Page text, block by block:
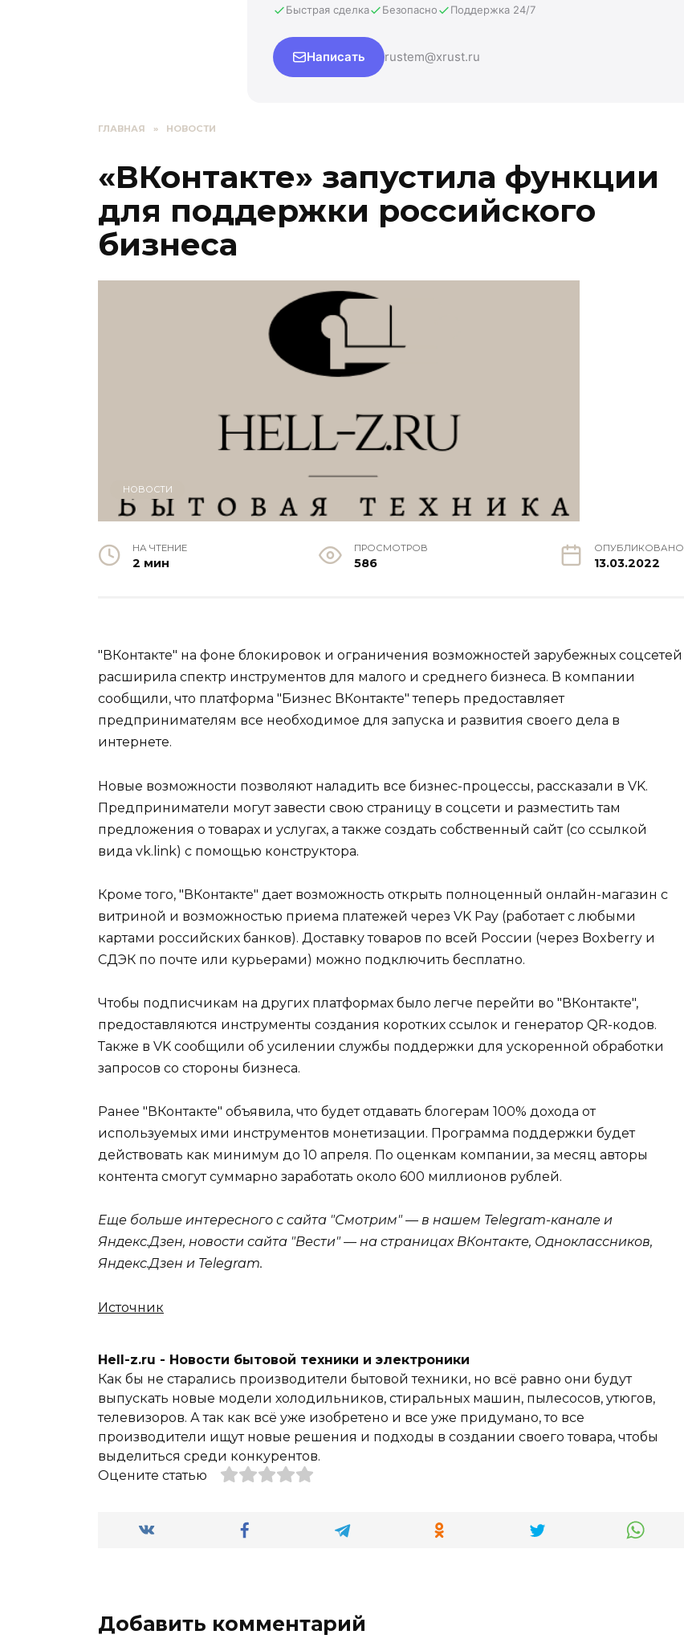
Быстрая сделка Безопасно Поддержка 24/7
Написать rustem@xrust.ru
ГЛАВНАЯ » НОВОСТИ
«ВКонтакте» запустила функции
для поддержки российского
бизнеса
НОВОСТИ
НА ЧТЕНИЕ
2 мин
ПРОСМОТРОВ
586
ОПУБЛИКОВАНО
13.03.2022
"ВКонтакте" на фоне блокировок и ограничения возможностей зарубежных соцсетей
расширила спектр инструментов для малого и среднего бизнеса. В компании
сообщили, что платформа "Бизнес ВКонтакте" теперь предоставляет
предпринимателям все необходимое для запуска и развития своего дела в
интернете.
Новые возможности позволяют наладить все бизнес-процессы, рассказали в VK.
Предприниматели могут завести свою страницу в соцсети и разместить там
предложения о товарах и услугах, а также создать собственный сайт (со ссылкой
вида vk.link) с помощью конструктора.
Кроме того, "ВКонтакте" дает возможность открыть полноценный онлайн-магазин с
витриной и возможностью приема платежей через VK Pay (работает с любыми
картами российских банков). Доставку товаров по всей России (через Boxberry и
СДЭК по почте или курьерами) можно подключить бесплатно.
Чтобы подписчикам на других платформах было легче перейти во "ВКонтакте",
предоставляются инструменты создания коротких ссылок и генератор QR-кодов.
Также в VK сообщили об усилении службы поддержки для ускоренной обработки
запросов со стороны бизнеса.
Ранее "ВКонтакте" объявила, что будет отдавать блогерам 100% дохода от
используемых ими инструментов монетизации. Программа поддержки будет
действовать как минимум до 10 апреля. По оценкам компании, за месяц авторы
контента смогут суммарно заработать около 600 миллионов рублей.
Еще больше интересного с сайта "Смотрим" — в нашем Telegram-канале и
Яндекс.Дзен, новости сайта "Вести" — на страницах ВКонтакте, Одноклассников,
Яндекс.Дзен и Telegram.
Источник
Hell-z.ru - Новости бытовой техники и электроники
Как бы не старались производители бытовой техники, но всё равно они будут
выпускать новые модели холодильников, стиральных машин, пылесосов, утюгов,
телевизоров. А так как всё уже изобретено и все уже придумано, то все
производители ищут новые решения и подходы в создании своего товара, чтобы
выделиться среди конкурентов.
Оцените статью
Добавить комментарий